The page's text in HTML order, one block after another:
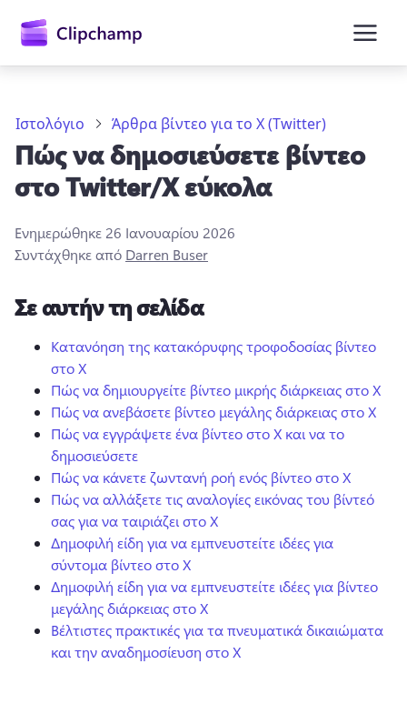
περιεχόμενο
Δωρεάν δοκιμή
Ιστολόγιο Άρθρα βίντεο για το X (Twitter)
Πώς να δημοσιεύσετε βίντεο
στο Twitter/X εύκολα
Ενημερώθηκε 26 Ιανουαρίου 2026
Συντάχθηκε από Darren Buser
Σε αυτήν τη σελίδα
Κατανόηση της κατακόρυφης τροφοδοσίας βίντεο
στο X
Πώς να δημιουργείτε βίντεο μικρής διάρκειας στο X
Πώς να ανεβάσετε βίντεο μεγάλης διάρκειας στο X
Πώς να εγγράψετε ένα βίντεο στο X και να το
δημοσιεύσετε
Πώς να κάνετε ζωντανή ροή ενός βίντεο στο X
Πώς να αλλάξετε τις αναλογίες εικόνας του βίντεό
σας για να ταιριάζει στο X
Δημοφιλή είδη για να εμπνευστείτε ιδέες για
σύντομα βίντεο στο X
Δημοφιλή είδη για να εμπνευστείτε ιδέες για βίντεο
μεγάλης διάρκειας στο X
Βέλτιστες πρακτικές για τα πνευματικά δικαιώματα
και την αναδημοσίευση στο X